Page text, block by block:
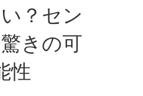
？セン
きの可
性